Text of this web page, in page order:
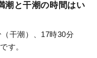
潮と干潮の時間はい
干潮）、17時30分
す。